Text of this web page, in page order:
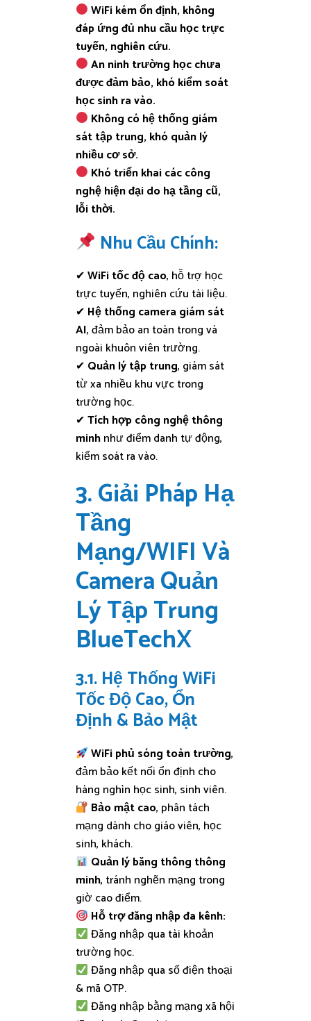
WiFi kém ổn định, không
đáp ứng đủ nhu cầu học trực
tuyến, nghiên cứu.
An ninh trường học chưa
được đảm bảo, khó kiểm soát
học sinh ra vào.
Không có hệ thống giám
sát tập trung, khó quản lý
nhiều cơ sở.
Khó triển khai các công
nghệ hiện đại do hạ tầng cũ,
lỗi thời.
Nhu Cầu Chính:
✔WiFi tốc độ cao, hỗ trợ học
trực tuyến, nghiên cứu tài liệu.
✔ Hệ thống camera giám sát
AI, đảm bảo an toàn trong và
ngoài khuôn viên trường.
✔ Quản lý tập trung, giám sát
từ xa nhiều khu vực trong
trường học.
✔Tích hợp công nghệ thông
minhnhư điểm danh tự động,
kiểm soát ra vào.
3. Giải Pháp Hạ
Tầng
Mạng/WIFI Và
Camera Quản
Lý Tập Trung
BlueTechX
3.1. Hệ Thống WiFi
Tốc Độ Cao, Ổn
Định & Bảo Mật
WiFi phủ sóng toàn trường,
đảm bảo kết nối ổn định cho
hàng nghìn học sinh, sinh viên.
Bảo mật cao, phân tách
mạng dành cho giáo viên, học
sinh, khách.
Quản lý băng thông thông
minh, tránh nghẽn mạng trong
giờ cao điểm.
Hỗ trợ đăng nhập đa kênh:
Đăng nhập qua tài khoản
trường học.
Đăng nhập qua số điện thoại
& mã OTP.
Đăng nhập bằng mạng xã hội